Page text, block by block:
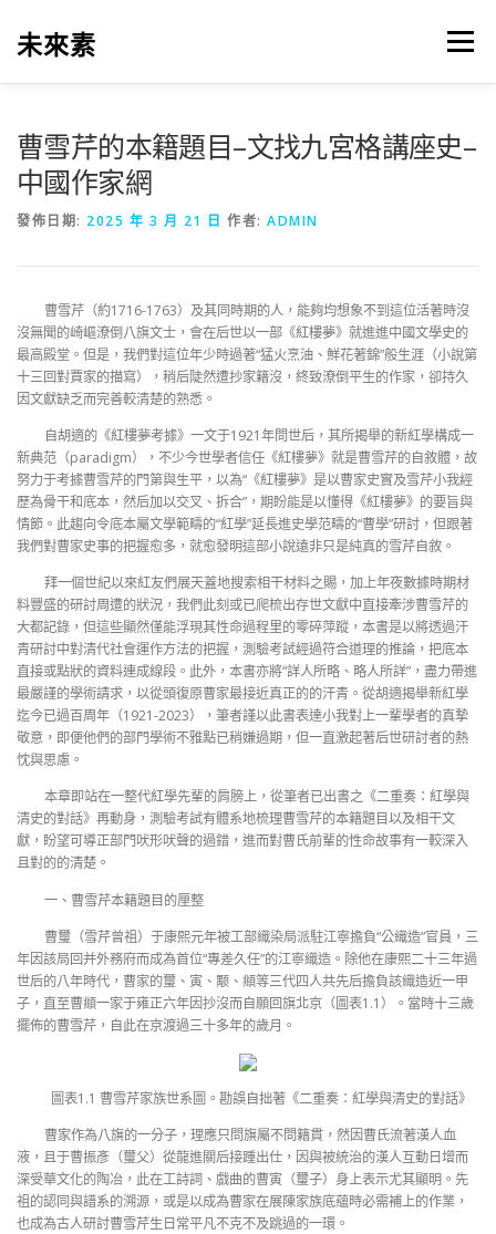
未來素 選單
曹雪芹的本籍題目–文找九宮格講座史–
中國作家網
發佈日期: 2025 年 3 月 21 日 作者: ADMIN
曹雪芹（約1716-1763）及其同時期的人，能夠均想象不到這位活著時沒
沒無聞的崎嶇潦倒八旗文士，會在后世以一部《紅樓夢》就進進中國文學史的
最高殿堂。但是，我們對這位年少時過著“猛火烹油、鮮花著錦”般生涯（小說第
十三回對賈家的描寫），稍后陡然遭抄家籍沒，終致潦倒平生的作家，卻持久
因文獻缺乏而完善較清楚的熟悉。
自胡適的《紅樓夢考據》一文于1921年問世后，其所揭舉的新紅學構成一
新典范（paradigm），不少今世學者信任《紅樓夢》就是曹雪芹的自敘體，故
努力于考據曹雪芹的門第與生平，以為“《紅樓夢》是以曹家史實及雪芹小我經
歷為骨干和底本，然后加以交叉、拆合”，期盼能是以懂得《紅樓夢》的要旨與
情節。此趨向令底本屬文學範疇的“紅學”延長進史學范疇的“曹學”研討，但跟著
我們對曹家史事的把握愈多，就愈發明這部小說遠非只是純真的雪芹自敘。
拜一個世紀以來紅友們展天蓋地搜索相干材料之賜，加上年夜數據時期材
料豐盛的研討周遭的狀況，我們此刻或已爬梳出存世文獻中直接牽涉曹雪芹的
大都記錄，但這些顯然僅能浮現其性命過程里的零碎萍蹤，本書是以將透過汗
青研討中對清代社會運作方法的把握，測驗考試經過符合道理的推論，把底本
直接或點狀的資料連成線段。此外，本書亦將“詳人所略、略人所詳”，盡力帶進
最嚴謹的學術請求，以從頭復原曹家最接近真正的的汗青。從胡適揭舉新紅學
迄今已過百周年（1921-2023），筆者謹以此書表達小我對上一輩學者的真摯
敬意，即便他們的部門學術不雅點已稍嫌過期，但一直激起著后世研討者的熱
忱與思慮。
本章即站在一整代紅學先輩的肩膀上，從筆者已出書之《二重奏：紅學與
清史的對話》再動身，測驗考試有體系地梳理曹雪芹的本籍題目以及相干文
獻，盼望可導正部門吠形吠聲的過錯，進而對曹氏前輩的性命故事有一較深入
且對的的清楚。
一、曹雪芹本籍題目的厘整
曹璽（雪芹曾祖）于康熙元年被工部織染局派駐江寧擔負“公織造”官員，三
年因該局回并外務府而成為首位“專差久任”的江寧織造。除他在康熙二十三年過
世后的八年時代，曹家的璽、寅、颙、頫等三代四人共先后擔負該織造近一甲
子，直至曹頫一家于雍正六年因抄沒而自願回旗北京（圖表1.1）。當時十三歲
擺佈的曹雪芹，自此在京渡過三十多年的歲月。
圖表1.1 曹雪芹家族世系圖。勘誤自拙著《二重奏：紅學與清史的對話》
曹家作為八旗的一分子，理應只問旗屬不問籍貫，然因曹氏流著漢人血
液，且于曹振彥（璽父）從龍進關后接踵出仕，因與被統治的漢人互動日增而
深受華文化的陶冶，此在工詩詞、戲曲的曹寅（璽子）身上表示尤其顯明。先
祖的認同與譜系的溯源，或是以成為曹家在展陳家族底蘊時必需補上的作業，
也成為古人研討曹雪芹生日常平凡不克不及跳過的一環。